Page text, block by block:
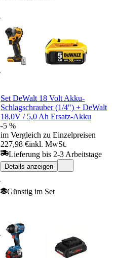
Set DeWalt 18 Volt Akku-
Schlagschrauber (1/4") + DeWalt
18,0V / 5,0 Ah Ersatz-Akku
-5 %
im Vergleich zu Einzelpreisen
227,98 €inkl. MwSt.
Lieferung bis 2-3 Arbeitstage
Details anzeigen
Günstig im Set